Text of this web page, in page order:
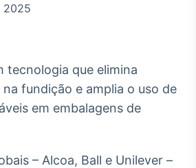
O setor de
energia elétrica
no Brasil
White Label
2025
tecnologia que elimina
na fundição e amplia o uso de
em embalagens de
– Alcoa, Ball e Unilever –